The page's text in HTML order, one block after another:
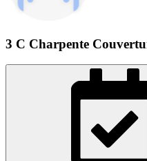
3 C Charpente